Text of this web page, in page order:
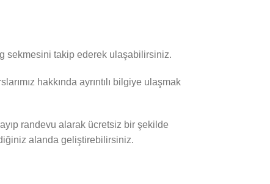
sekmesini takip ederek ulaşabilirsiniz.
hakkında ayrıntılı bilgiye ulaşmak
randevu alarak ücretsiz bir şekilde
alanda geliştirebilirsiniz.